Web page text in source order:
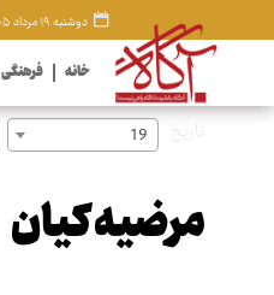
دوشنبه ۱۹ مرداد ۱۴۰۵
خانه فرهنگی
19
مرضیه کیان